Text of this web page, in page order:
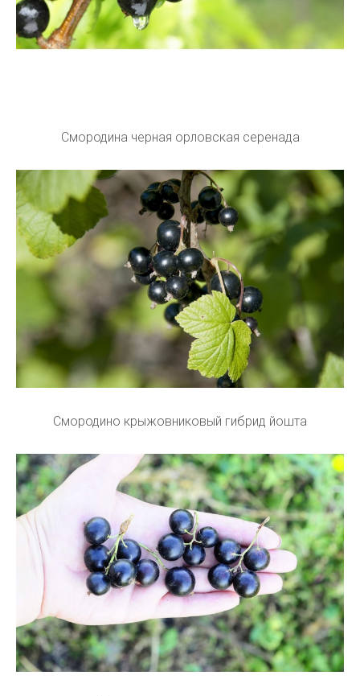
Смородина черная орловская серенада
Смородино крыжовниковый гибрид йошта